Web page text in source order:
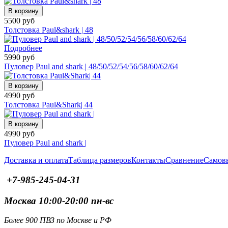
В корзину
5500 руб
Толстовка Paul&shark | 48
Подробнее
5990 руб
Пуловер Paul and shark | 48/50/52/54/56/58/60/62/64
В корзину
4990 руб
Толстовка Paul&Shark| 44
В корзину
4990 руб
Пуловер Paul and shark |
Доставка и оплатаТаблица размеровКонтактыСравнение
+7-985-245-04-31
Москва 10:00-20:00 пн-вс
Более 900 ПВЗ по Москве и РФ